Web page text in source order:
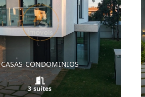
CASAS CONDOMINIOS
3 suítes